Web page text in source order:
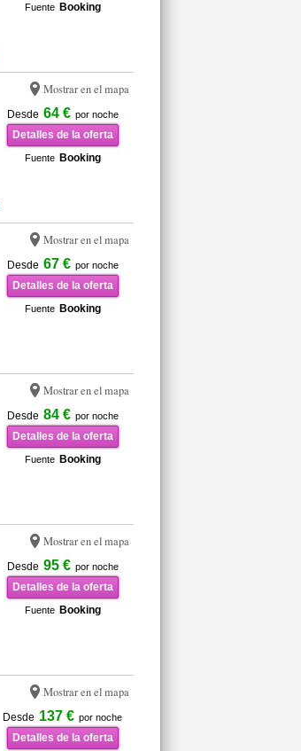
Fuente Booking
Mostrar en el mapa
Desde 64 € por noche
Detalles de la oferta
Fuente Booking
Mostrar en el mapa
Desde 67 € por noche
Detalles de la oferta
Fuente Booking
Mostrar en el mapa
Desde 84 € por noche
Detalles de la oferta
Fuente Booking
Mostrar en el mapa
Desde 95 € por noche
Detalles de la oferta
Fuente Booking
Mostrar en el mapa
Desde 137 € por noche
Detalles de la oferta